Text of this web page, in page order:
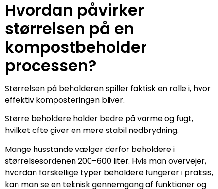
Hvordan påvirker
størrelsen på en
kompostbeholder
processen?
Størrelsen på beholderen spiller faktisk en rolle i, hvor
effektiv komposteringen bliver.
Større beholdere holder bedre på varme og fugt,
hvilket ofte giver en mere stabil nedbrydning.
Mange husstande vælger derfor beholdere i
størrelsesordenen 200–600 liter. Hvis man overvejer,
hvordan forskellige typer beholdere fungerer i praksis,
kan man se en teknisk gennemgang af funktioner og